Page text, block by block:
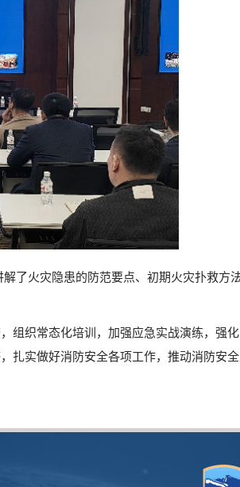
了火灾隐患的防范要点、初期火灾扑救方
组织常态化培训，加强应急实战演练，强
实做好消防安全各项工作，推动消防安